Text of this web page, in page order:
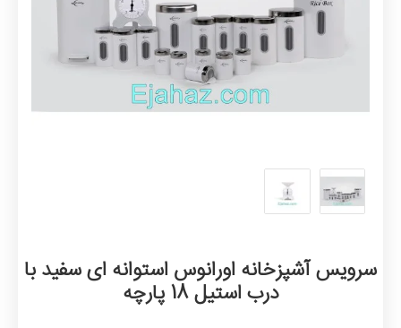
سرویس آشپزخانه اورانوس استوانه ای سفید با
درب استیل 18 پارچه